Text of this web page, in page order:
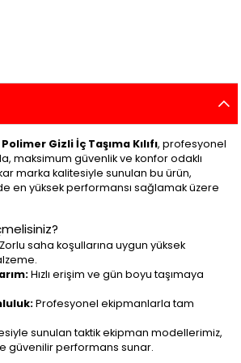
Gizli İç Taşıma Kılıfı, profesyonel
maksimum güvenlik ve konfor odaklı
marka kalitesiyle sunulan bu ürün,
en yüksek performansı sağlamak üzere
Zorlu saha koşullarına uygun yüksek
Hızlı erişim ve gün boyu taşımaya
Profesyonel ekipmanlarla tam
sunulan taktik ekipman modellerimiz,
güvenilir performans sunar.